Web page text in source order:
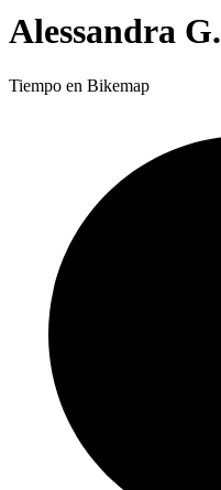
Alessandra G.
Tiempo en Bikemap